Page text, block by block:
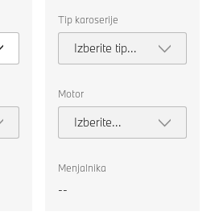
za
primerjavo.
Tip karoserije
Izberite tip
karoserije
Motor
Izberite
motor
Menjalnika
--